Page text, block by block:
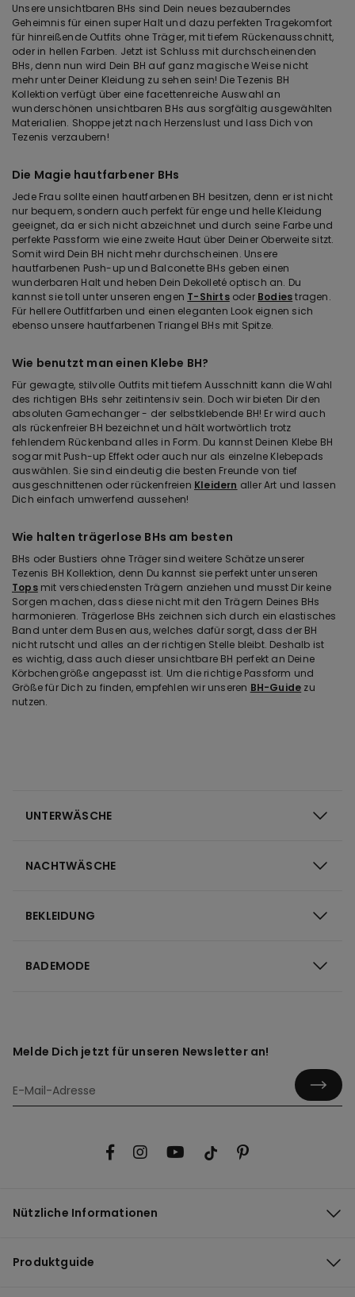
Unsere unsichtbaren BHs sind Dein neues bezauberndes
Geheimnis für einen super Halt und dazu perfekten Tragekomfort
für hinreißende Outfits ohne Träger, mit tiefem Rückenausschnitt,
oder in hellen Farben. Jetzt ist Schluss mit durchscheinenden
BHs, denn nun wird Dein BH auf ganz magische Weise nicht
mehr unter Deiner Kleidung zu sehen sein! Die Tezenis BH
Kollektion verfügt über eine facettenreiche Auswahl an
wunderschönen unsichtbaren BHs aus sorgfältig ausgewählten
Materialien. Shoppe jetzt nach Herzenslust und lass Dich von
Tezenis verzaubern!
Die Magie hautfarbener BHs
Jede Frau sollte einen hautfarbenen BH besitzen, denn er ist nicht
nur bequem, sondern auch perfekt für enge und helle Kleidung
geeignet, da er sich nicht abzeichnet und durch seine Farbe und
perfekte Passform wie eine zweite Haut über Deiner Oberweite sitzt.
Somit wird Dein BH nicht mehr durchscheinen. Unsere
hautfarbenen Push-up und Balconette BHs geben einen
wunderbaren Halt und heben Dein Dekolleté optisch an. Du
kannst sie toll unter unseren engen T-Shirtsoder Bodiestragen.
Für hellere Outfitfarben und einen eleganten Look eignen sich
ebenso unsere hautfarbenen Triangel BHs mit Spitze.
Wie benutzt man einen Klebe BH?
Für gewagte, stilvolle Outfits mit tiefem Ausschnitt kann die Wahl
des richtigen BHs sehr zeitintensiv sein. Doch wir bieten Dir den
absoluten Gamechanger - der selbstklebende BH! Er wird auch
als rückenfreier BH bezeichnet und hält wortwörtlich trotz
fehlendem Rückenband alles in Form. Du kannst Deinen Klebe BH
sogar mit Push-up Effekt oder auch nur als einzelne Klebepads
auswählen. Sie sind eindeutig die besten Freunde von tief
ausgeschnittenen oder rückenfreien Kleidern aller Art und lassen
Dich einfach umwerfend aussehen!
Wie halten trägerlose BHs am besten
BHs oder Bustiers ohne Träger sind weitere Schätze unserer
Tezenis BH Kollektion, denn Du kannst sie perfekt unter unseren
Topsmit verschiedensten Trägern anziehen und musst Dir keine
Sorgen machen, dass diese nicht mit den Trägern Deines BHs
harmonieren. Trägerlose BHs zeichnen sich durch ein elastisches
Band unter dem Busen aus, welches dafür sorgt, dass der BH
nicht rutscht und alles an der richtigen Stelle bleibt. Deshalb ist
es wichtig, dass auch dieser unsichtbare BH perfekt an Deine
Körbchengröße angepasst ist. Um die richtige Passform und
Größe für Dich zu finden, empfehlen wir unseren BH-Guide zu
nutzen.
UNTERWÄSCHE
NACHTWÄSCHE
BEKLEIDUNG
BADEMODE
Melde Dich jetzt für unseren Newsletter an!
Nützliche Informationen
Produktguide